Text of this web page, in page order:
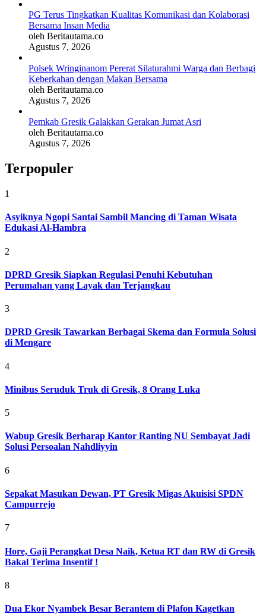
PG Terus Tingkatkan Kualitas Komunikasi dan Kolaborasi
Bersama Insan Media
oleh Beritautama.co
Agustus 7, 2026
Polsek Wringinanom Pererat Silaturahmi Warga dan Berbagi
Keberkahan dengan Makan Bersama
oleh Beritautama.co
Agustus 7, 2026
Pemkab Gresik Galakkan Gerakan Jumat Asri
oleh Beritautama.co
Agustus 7, 2026
Terpopuler
1
Asyiknya Ngopi Santai Sambil Mancing di Taman Wisata
Edukasi Al-Hambra
2
DPRD Gresik Siapkan Regulasi Penuhi Kebutuhan
Perumahan yang Layak dan Terjangkau
3
DPRD Gresik Tawarkan Berbagai Skema dan Formula Solusi
di Mengare
4
Minibus Seruduk Truk di Gresik, 8 Orang Luka
5
Wabup Gresik Berharap Kantor Ranting NU Sembayat Jadi
Solusi Persoalan Nahdliyyin
6
Sepakat Masukan Dewan, PT Gresik Migas Akuisisi SPDN
Campurrejo
7
Hore, Gaji Perangkat Desa Naik, Ketua RT dan RW di Gresik
Bakal Terima Insentif !
8
Dua Ekor Nyambek Besar Berantem di Plafon Kagetkan